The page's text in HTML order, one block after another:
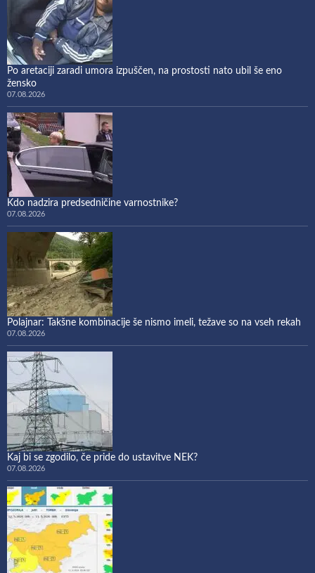
Po aretaciji zaradi umora izpuščen, na prostosti nato ubil še eno
žensko
07.08.2026
Kdo nadzira predsedničine varnostnike?
07.08.2026
Polajnar: Takšne kombinacije še nismo imeli, težave so na vseh rekah
07.08.2026
Kaj bi se zgodilo, če pride do ustavitve NEK?
07.08.2026